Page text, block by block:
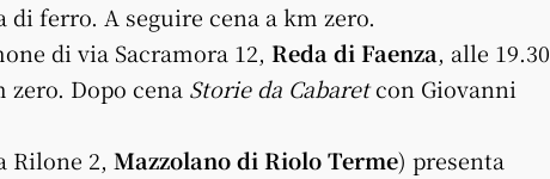
ferro. A seguire cena a km zero.
di via Sacramora 12, Reda di Faenza, alle 19.30
Dopo cena Storie da Cabaretcon Giovanni
Rilone 2, Mazzolano di Riolo Terme) presenta